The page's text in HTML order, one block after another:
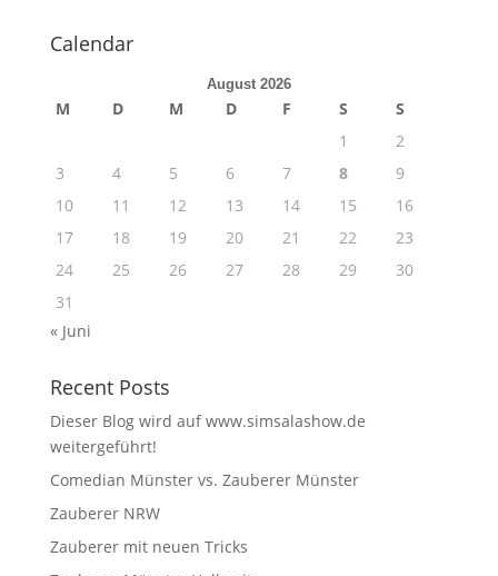
Calendar
August 2026
M D M D F S
S
1
2
3
4 5 6 7 8
9
10
11 12 13 14 15
16
17
18 19 20 21 22
23
24
25 26 27 28 29
30
31
« Juni
Recent Posts
Dieser Blog wird auf www.simsalashow.de
weitergeführt!
Comedian Münster vs. Zauberer Münster
Zauberer NRW
Zauberer mit neuen Tricks